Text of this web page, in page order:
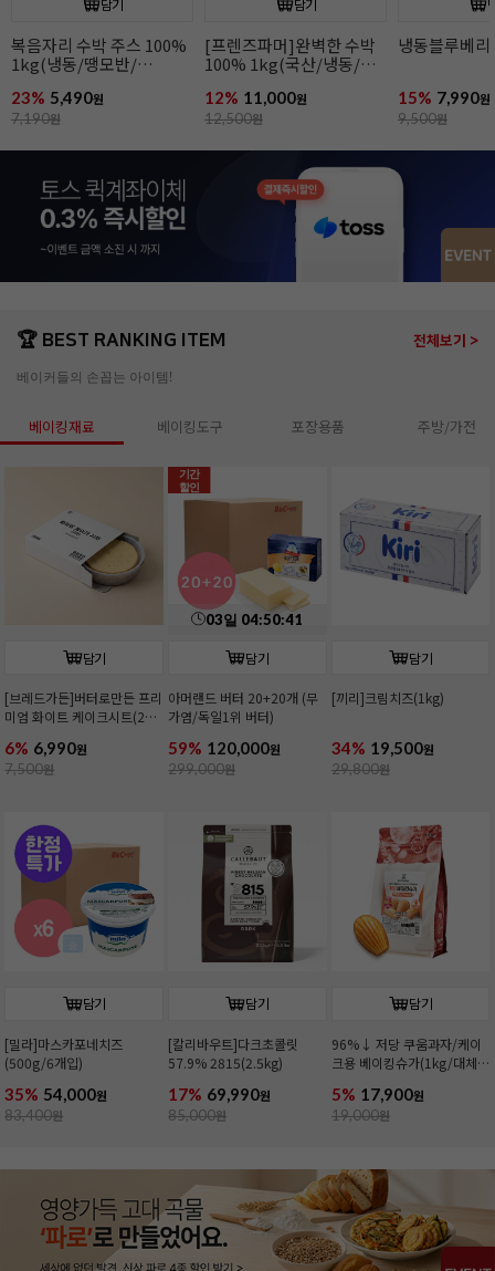
담기
냉동블루베리(1kg)
15% 7,990원
9,500원
담기
냉동딸기(1kg)
14% 5,990원
7,000원
냉동망고
10% 8,990원
10,000원
🏆 BEST RANKING ITEM 전체보기 >
베이커들의 손꼽는 아이템!
베이킹재료 베이킹도구 포장용품 주방/가전
담기
[브레드가든]버터로만든 프리
미엄 화이트 케이크시트(2호/
6% 6,990원
7,500원
기간
할인
03일 04:50:39
담기
아머랜드 버터 20+20개 (무
가염/독일1위 버터)
59% 120,000원
299,000원
담기
[끼리]크림치즈(1kg)
34% 19,500원
29,800원
담기
[밀라]마스카포네치즈
(500g/6개입)
35% 54,000원
83,400원
담기
[칼리바우트]다크초콜릿
57.9% 2815(2.5kg)
17% 69,990원
85,000원
담기
96%↓ 저당 쿠움과자/케이
크용 베이킹슈가(1kg/대체
5% 17,900원
19,000원